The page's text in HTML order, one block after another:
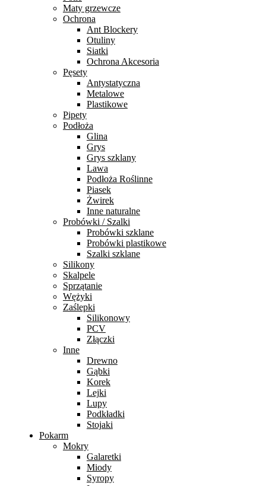
Maty grzewcze
Ochrona
Ant Blockery
Otuliny
Siatki
Ochrona Akcesoria
Pęsety
Antystatyczna
Metalowe
Plastikowe
Pipety
Podłoża
Glina
Grys
Grys szklany
Lawa
Podłoża Roślinne
Piasek
Żwirek
Inne naturalne
Probówki / Szalki
Probówki szklane
Probówki plastikowe
Szalki szklane
Silikony
Skalpele
Sprzątanie
Wężyki
Zaślepki
Silikonowy
PCV
Złączki
Inne
Drewno
Gąbki
Korek
Lejki
Lupy
Podkładki
Stojaki
Pokarm
Mokry
Galaretki
Miody
Syropy